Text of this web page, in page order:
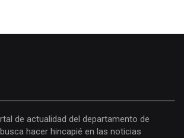
de actualidad del departamento de
hacer hincapié en las noticias